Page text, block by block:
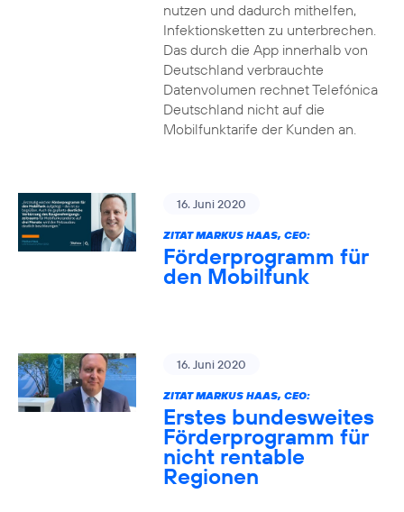
nutzen und dadurch mithelfen,
Infektionsketten zu unterbrechen.
Das durch die App innerhalb von
Deutschland verbrauchte
Datenvolumen rechnet Telefónica
Deutschland nicht auf die
Mobilfunktarife der Kunden an.
16. Juni 2020
ZITAT MARKUS HAAS, CEO:
Förderprogramm für
den Mobilfunk
16. Juni 2020
ZITAT MARKUS HAAS, CEO:
Erstes bundesweites
Förderprogramm für
nicht rentable
Regionen